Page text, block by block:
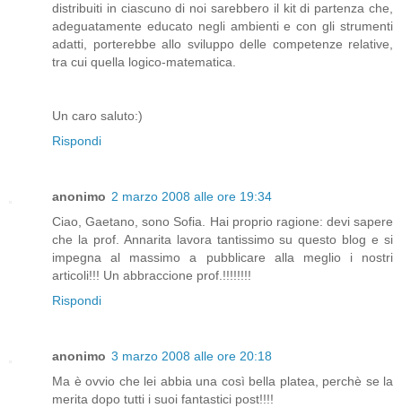
distribuiti in ciascuno di noi sarebbero il kit di partenza che,
adeguatamente educato negli ambienti e con gli strumenti
adatti, porterebbe allo sviluppo delle competenze relative,
tra cui quella logico-matematica.
Un caro saluto:)
Rispondi
anonimo 2 marzo 2008 alle ore 19:34
Ciao, Gaetano, sono Sofia. Hai proprio ragione: devi sapere
che la prof. Annarita lavora tantissimo su questo blog e si
impegna al massimo a pubblicare alla meglio i nostri
articoli!!! Un abbraccione prof.!!!!!!!!
Rispondi
anonimo 3 marzo 2008 alle ore 20:18
Ma è ovvio che lei abbia una così bella platea, perchè se la
merita dopo tutti i suoi fantastici post!!!!